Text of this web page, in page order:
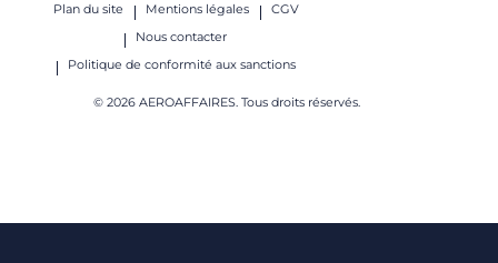
Plan du site Mentions légales
CGV
Nous contacter
Politique de conformité aux sanctions
© 2026 AEROAFFAIRES. Tous droits réservés.